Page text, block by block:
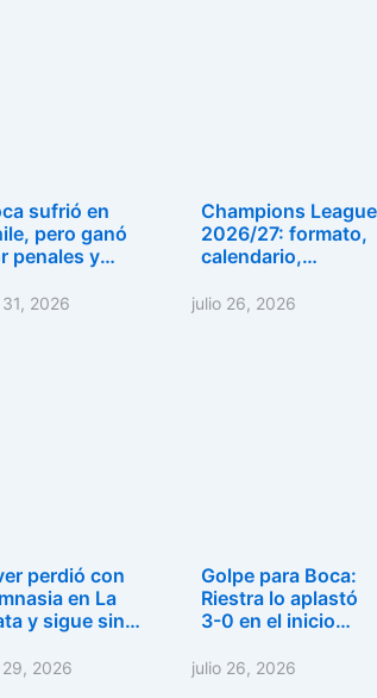
sufrió en
pero ganó
penales y
2026
Champions League
2026/27: formato,
calendario,…
julio 26, 2026
perdió con
en La
y sigue sin…
29, 2026
Golpe para Boca:
Riestra lo aplastó
3-0 en el inicio…
julio 26, 2026